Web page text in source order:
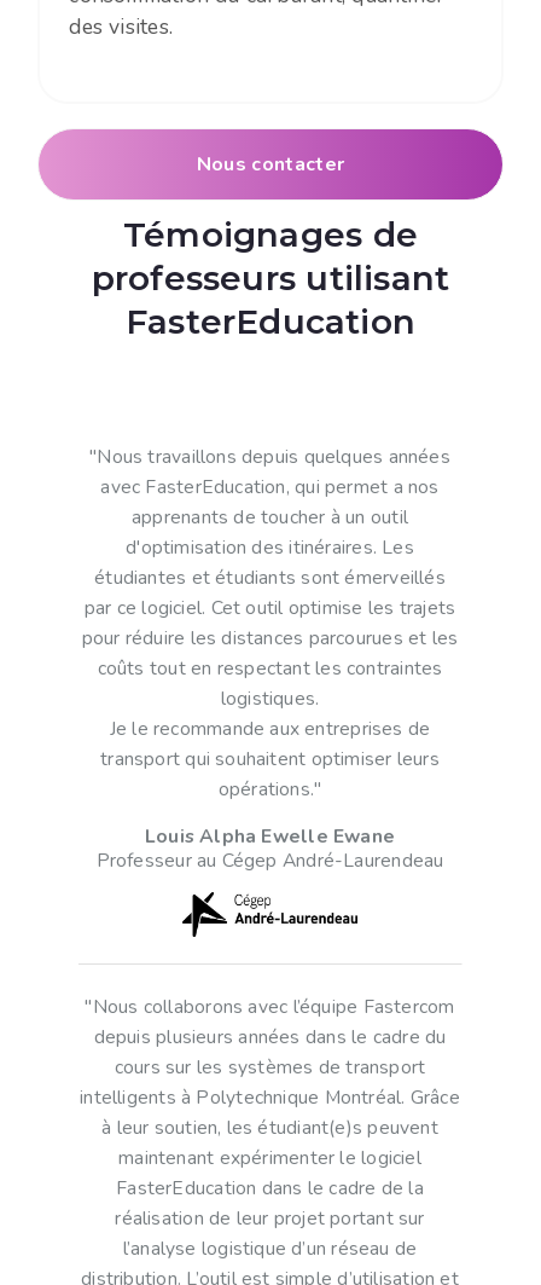
des visites.
Nous contacter
Témoignages de
professeurs utilisant
FasterEducation
"Nous travaillons depuis quelques années
avec FasterEducation, qui permet a nos
apprenants de toucher à un outil
d'optimisation des itinéraires. Les
étudiantes et étudiants sont émerveillés
par ce logiciel. Cet outil optimise les trajets
pour réduire les distances parcourues et les
coûts tout en respectant les contraintes
logistiques.
Je le recommande aux entreprises de
transport qui souhaitent optimiser leurs
opérations."
Louis Alpha Ewelle Ewane
Professeur au Cégep André-Laurendeau
"Nous collaborons avec l’équipe Fastercom
depuis plusieurs années dans le cadre du
cours sur les systèmes de transport
intelligents à Polytechnique Montréal. Grâce
à leur soutien, les étudiant(e)s peuvent
maintenant expérimenter le logiciel
FasterEducation dans le cadre de la
réalisation de leur projet portant sur
l’analyse logistique d’un réseau de
distribution. L’outil est simple d’utilisation et